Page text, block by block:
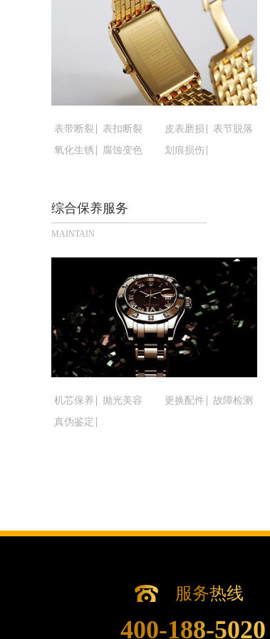
黑龙江省鹤岗市向阳区红
黑龙江省黑河市爱辉区中
黑龙江省鸡西市鸡冠区红
黑龙江省佳木斯市向阳区
黑龙江省牡丹江市东安区
黑龙江省七台河市桃山区
黑龙江省齐齐哈尔市龙沙
黑龙江省双鸭山市尖山区
黑龙江省绥化市北林区
吉林省白山市浑江区浑江
吉林省辽源市龙山区人民
吉林省梅河口市新华街道
吉林省四平市铁东区紫气
吉林省松原市宁江区五环
吉林省通化市东昌区环通
辽宁省本溪市平山区胜利
辽宁省铁岭市银州区南马
辽宁省营口市站前区市府
辽宁省沈阳市沈河区中街
表带断裂 表扣断裂 皮表磨损
表节脱落
氧化生锈
腐蚀变色 划痕损伤
综合保养服务
MAINTAIN
机芯保养 抛光美容 更换配件
故障检测
真伪鉴定
服务热线
400-188-5020